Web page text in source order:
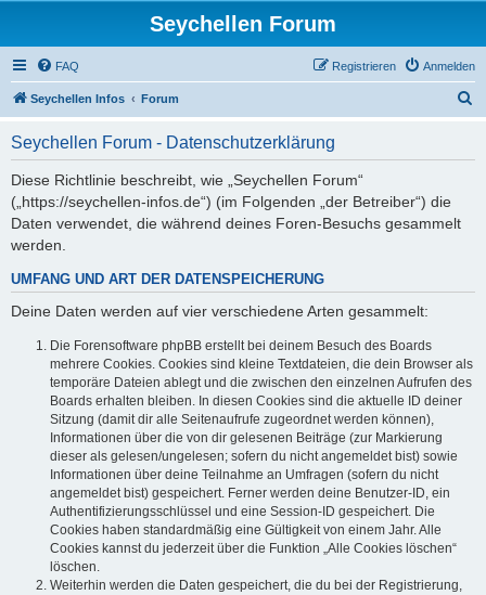
Seychellen Forum
FAQ Anmelden
Registrieren
Seychellen Infos Forum
Seychellen Forum - Datenschutzerklärung
Diese Richtlinie beschreibt, wie „Seychellen Forum“
(„https://seychellen-infos.de“) (im Folgenden „der Betreiber“) die
Daten verwendet, die während deines Foren-Besuchs gesammelt
werden.
UMFANG UND ART DER DATENSPEICHERUNG
Deine Daten werden auf vier verschiedene Arten gesammelt:
Die Forensoftware phpBB erstellt bei deinem Besuch des Boards
mehrere Cookies. Cookies sind kleine Textdateien, die dein Browser als
temporäre Dateien ablegt und die zwischen den einzelnen Aufrufen des
Boards erhalten bleiben. In diesen Cookies sind die aktuelle ID deiner
Sitzung (damit dir alle Seitenaufrufe zugeordnet werden können),
Informationen über die von dir gelesenen Beiträge (zur Markierung
dieser als gelesen/ungelesen; sofern du nicht angemeldet bist) sowie
Informationen über deine Teilnahme an Umfragen (sofern du nicht
angemeldet bist) gespeichert. Ferner werden deine Benutzer-ID, ein
Authentifizierungsschlüssel und eine Session-ID gespeichert. Die
Cookies haben standardmäßig eine Gültigkeit von einem Jahr. Alle
Cookies kannst du jederzeit über die Funktion „Alle Cookies löschen“
löschen.
Weiterhin werden die Daten gespeichert, die du bei der Registrierung,